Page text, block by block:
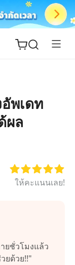
พเดท
ผล
ให้คะแนนเลย!
ยชั่วโมงแล้ว
ยด้วย!!"